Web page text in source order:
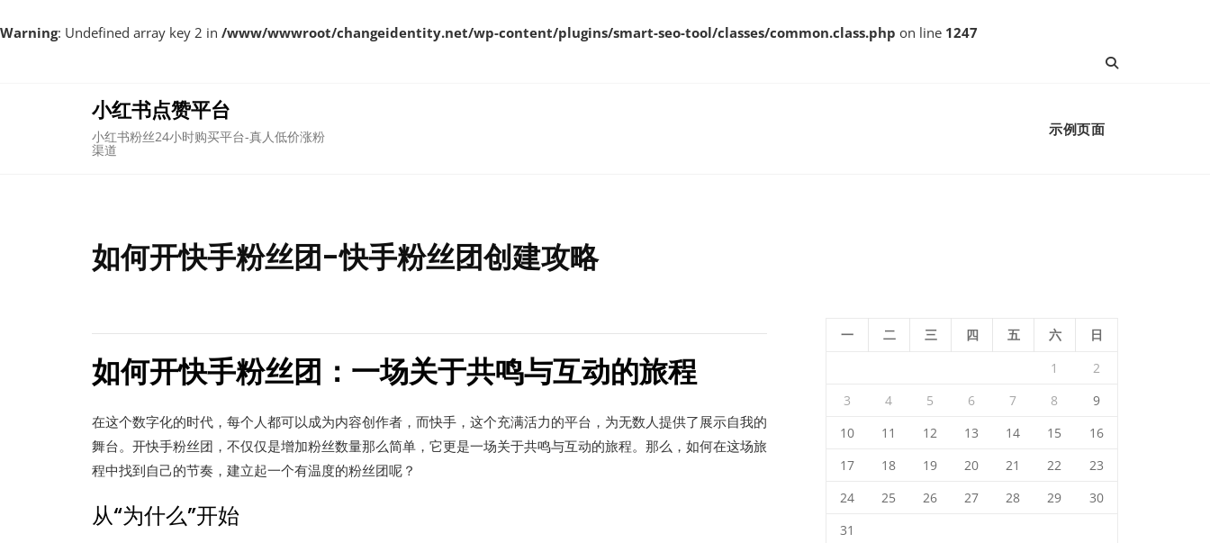
Warning: Undefined array key 2 in /www/wwwroot/changeidentity.net/wp-content/plugins/smart-seo-tool/classes/common.class.php on line 1247
小红书点赞平台
小红书粉丝24小时购买平台-真人低价涨粉
渠道
示例页面
如何开快手粉丝团-快手粉丝团创建攻略
如何开快手粉丝团：一场关于共鸣与互动的旅程
在这个数字化的时代，每个人都可以成为内容创作者，而快手，这个充满活力的平台，为无数人提供了展示自我的
舞台。开快手粉丝团，不仅仅是增加粉丝数量那么简单，它更是一场关于共鸣与互动的旅程。那么，如何在这场旅
程中找到自己的节奏，建立起一个有温度的粉丝团呢？
从“为什么”开始
一 二 三 四 五 六
日
1
2
3
4 5 6 7 8
9
10
11 12 13 14 15
16
17
18 19 20 21 22
23
24
25 26 27 28 29
30
31